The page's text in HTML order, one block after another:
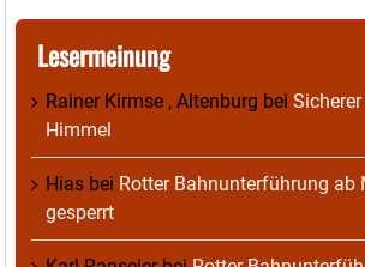
Lesermeinung
Rainer Kirmse , Altenburg bei
Himmel
Hias bei Rotter Bahnunterführung ab
gesperrt